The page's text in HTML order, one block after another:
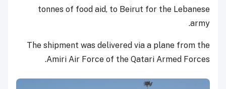
tonnes of food aid, to Beirut for the Lebanese
army.
The shipment was delivered via a plane from the
Amiri Air Force of the Qatari Armed Forces.